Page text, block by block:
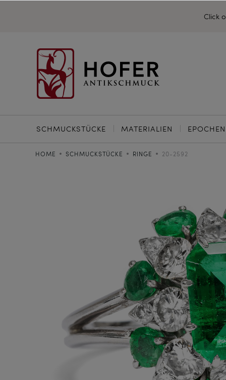
Click
SCHMUCKSTÜCKE MATERIALIEN EPOCHEN
HOME SCHMUCKSTÜCKE RINGE 20-2592